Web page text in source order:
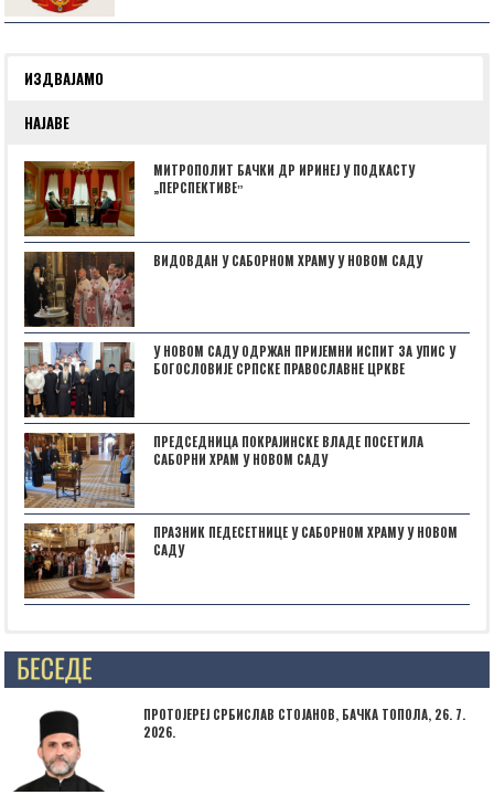
ИЗДВАЈАМО
НАЈАВЕ
МИТРОПОЛИТ БАЧКИ ДР ИРИНЕЈ У ПОДКАСТУ
„ПЕРСПЕКТИВЕˮ
ВИДОВДАН У САБОРНОМ ХРАМУ У НОВОМ САДУ
У НОВОМ САДУ ОДРЖАН ПРИЈЕМНИ ИСПИТ ЗА УПИС У
БОГОСЛОВИЈЕ СРПСКЕ ПРАВОСЛАВНЕ ЦРКВЕ
ПРЕДСЕДНИЦА ПОКРАЈИНСКЕ ВЛАДЕ ПОСЕТИЛА
САБОРНИ ХРАМ У НОВОМ САДУ
ПРАЗНИК ПЕДЕСЕТНИЦЕ У САБОРНОМ ХРАМУ У НОВОМ
САДУ
Posts not found
ПРОТОЈЕРЕЈ СРБИСЛАВ СТОЈАНОВ, БАЧКА ТОПОЛА, 26. 7.
2026.